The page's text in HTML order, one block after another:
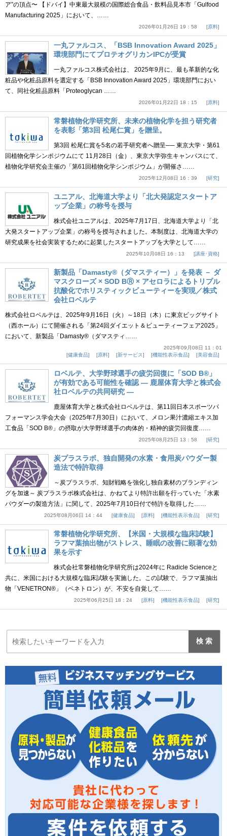
ア”の頂点〜 【ドバイ】中東最大規模の国際総合食品・飲料品見本市「Gulfood
Manufacturing 2025」において、……
2026年01月26日 19：58 原料
一丸ファルコス、「BSB Innovation Award 2025」
環境部門にてプロテオグリカンIPCが受賞
一丸ファルコス株式会社は、 2025年9月に、最も革新的な化
粧品や化粧品原料を選定する「BSB Innovation Award 2025」環境部門におい
て、同社化粧品原料「Proteoglycan ……
2026年01月22日 18：15 原料
常磐植物化学研究所、未来の植物化学を担う研究者
を表彰「第3回 松尾仁賞」を贈呈。
第3回 松尾仁賞を5名の若手研究者へ贈呈── 東京大学・第61
回植物化学シンポジウムにて 11月28日（金）、東京大学弥生キャンパスにて、
植物化学研究会主催の「第61回植物化学シンポジウム」が開催さ……
2025年12月08日 16：39 研究
ユニアル、北海道大学より「北大発認定スタートア
ップ企業」の称号を授与
株式会社ユニアルは、2025年7月17日、北海道大学より「北
大発スタートアップ企業」の称号を授与されました。本制度は、北海道大学の
研究成果を社会実装するために起業したスタートアップを大学として……
2025年10月08日 16：13 講座･資格
新製品「Damasty®（ダマスティー）」を発表 － ダ
マスクローズ × SOD BⓇ × アセロラによるトリプル
抗酸化でホリスティックビューティーを実現／株式
会社ロベルテ
株式会社ロベルテは、2025年9月16日（火）～18日（木）に東京ビッグサイト
（西ホール）にて開催される「第24回ダイエット＆ビューティーフェア2025」
において、新製品「Damasty®（ダマスティ……
2025年09月08日 11：01
健康食品
原料 新サービス 機能性表示食品 美容食品
ロベルテ、大学野球選手の疲労回復に「SOD B®」
が有効である可能性を確認 ― 鹿屋体育大学と株式会
社ロベルテの共同研究 ―
鹿屋体育大学と株式会社ロベルテは、第11回日本スポーツパ
フォーマンス学会大会（2025年7月30日）において、メロン果汁濃縮エキス加
工食品「SOD B®」の摂取が大学野球選手の肉体的・精神的疲労回復度……
2025年08月25日 13：58 研究
炭プラスラボ、独自開発の水素・食用炭パウダー製
造法で特許取得
～炭プラスラボ、知財戦略を強化し独自素材のブランディン
グを加速～ 炭プラスラボ株式会社は、かねてより特許出願を行っていた「水素
パウダーの製造方法」に関して、2025年7月10日付で特許を取得した……
2025年08月06日 14：44 健康食品 原料 機能性表示食品 研究
常磐植物化学研究所、【米国・大規模な臨床試験】
ラフマ葉抽出物がストレス、睡眠の改善に顕著な効
果を示す
株式会社常磐植物化学研究所は2024年に Radicle Scienceと
共に、米国における大規模な臨床試験を実施した。この試験で、ラフマ葉抽出
物「VENETRON®」（ベネトロン）が、不安を自覚して……
2025年06月25日 18：24 原料 機能性表示食品 研究